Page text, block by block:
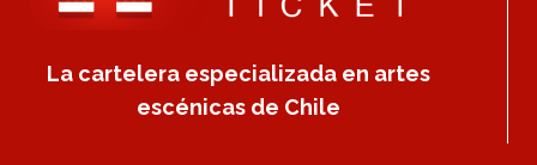
La cartelera especializada en artes
escénicas de Chile